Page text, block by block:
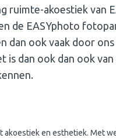
ruimte-akoestiek van
de EASYphoto
dan ook vaak door
is dan ook dan ook
akoestiek en esthetiek. Met